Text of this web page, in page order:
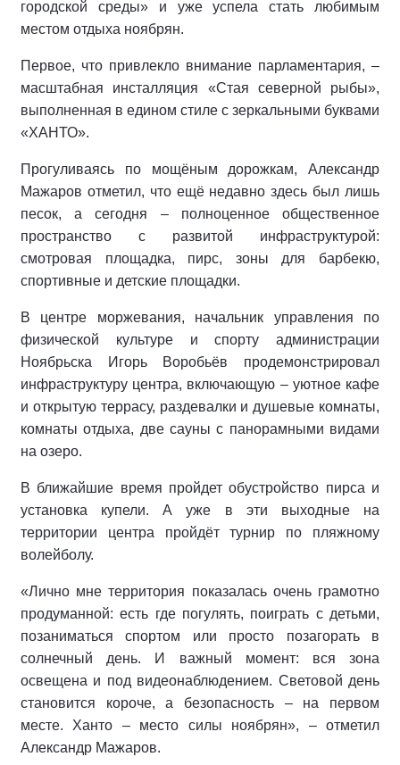
городской среды» и уже успела стать любимым
местом отдыха ноябрян.
Первое, что привлекло внимание парламентария, –
масштабная инсталляция «Стая северной рыбы»,
выполненная в едином стиле с зеркальными буквами
«ХАНТО».
Прогуливаясь по мощёным дорожкам, Александр
Мажаров отметил, что ещё недавно здесь был лишь
песок, а сегодня – полноценное общественное
пространство с развитой инфраструктурой:
смотровая площадка, пирс, зоны для барбекю,
спортивные и детские площадки.
В центре моржевания, начальник управления по
физической культуре и спорту администрации
Ноябрьска Игорь Воробьёв продемонстрировал
инфраструктуру центра, включающую – уютное кафе
и открытую террасу, раздевалки и душевые комнаты,
комнаты отдыха, две сауны с панорамными видами
на озеро.
В ближайшие время пройдет обустройство пирса и
установка купели. А уже в эти выходные на
территории центра пройдёт турнир по пляжному
волейболу.
«Лично мне территория показалась очень грамотно
продуманной: есть где погулять, поиграть с детьми,
позаниматься спортом или просто позагорать в
солнечный день. И важный момент: вся зона
освещена и под видеонаблюдением. Световой день
становится короче, а безопасность – на первом
месте. Ханто – место силы ноябрян», – отметил
Александр Мажаров.